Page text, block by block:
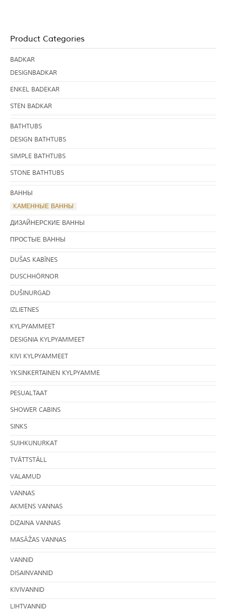
Product Categories
BADKAR
DESIGNBADKAR
ENKEL BADEKAR
STEN BADKAR
BATHTUBS
DESIGN BATHTUBS
SIMPLE BATHTUBS
STONE BATHTUBS
BАННЫ
KАМЕННЫЕ ВАННЫ
ДИЗАЙНЕРСКИЕ ВАННЫ
ПРОСТЫЕ ВАННЫ
DUŠAS KABĪNES
DUSCHHÖRNOR
DUŠINURGAD
IZLIETNES
KYLPYAMMEET
DESIGNIA KYLPYAMMEET
KIVI KYLPYAMMEET
YKSINKERTAINEN KYLPYAMME
PESUALTAAT
SHOWER CABINS
SINKS
SUIHKUNURKAT
TVÄTTSTÄLL
VALAMUD
VANNAS
AKMENS VANNAS
DIZAINA VANNAS
MASĀŽAS VANNAS
VANNID
DISAINVANNID
KIVIVANNID
LIHTVANNID